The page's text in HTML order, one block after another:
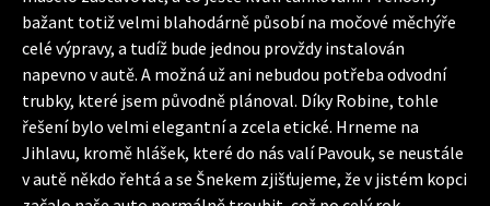
bažant totiž velmi blahodárně působí na močové měchýře
celé výpravy, a tudíž bude jednou provždy instalován
napevno v autě. A možná už ani nebudou potřeba odvodní
trubky, které jsem původně plánoval. Díky Robine, tohle
řešení bylo velmi elegantní a zcela etické. Hrneme na
Jihlavu, kromě hlášek, které do nás valí Pavouk, se neustále
v autě někdo řehtá a se Šnekem zjišťujeme, že v jistém kopci